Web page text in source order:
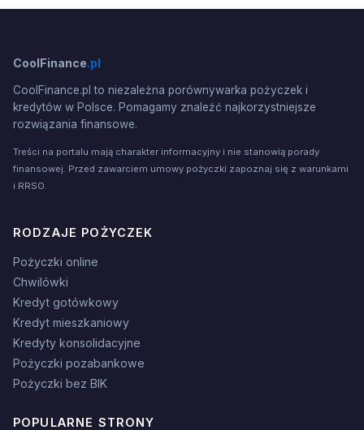
CoolFinance.pl
CoolFinance.pl to niezależna porównywarka pożyczek i
kredytów w Polsce. Pomagamy znaleźć najkorzystniejsze
rozwiązania finansowe.
Treści na portalu mają charakter informacyjny i nie stanowią porady
finansowej. Przed zawarciem umowy pożyczki zapoznaj się z warunkami
i RRSO.
RODZAJE POŻYCZEK
Pożyczki online
Chwilówki
Kredyt gotówkowy
Kredyt mieszkaniowy
Kredyty konsolidacyjne
Pożyczki pozabankowe
Pożyczki bez BIK
POPULARNE STRONY